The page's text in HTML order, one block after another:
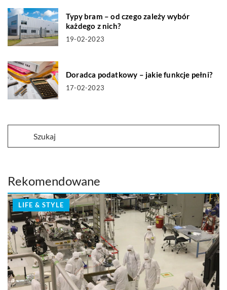
Typy bram – od czego zależy wybór
każdego z nich?
19-02-2023
Doradca podatkowy – jakie funkcje pełni?
17-02-2023
Rekomendowane
LIFE & STYLE